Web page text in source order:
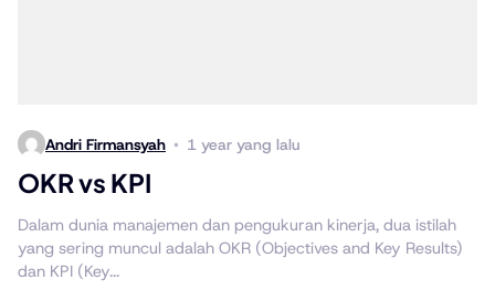
Andri Firmansyah 1 year yang lalu
OKR vs KPI
Dalam dunia manajemen dan pengukuran kinerja, dua istilah
yang sering muncul adalah OKR (Objectives and Key Results)
dan KPI (Key...